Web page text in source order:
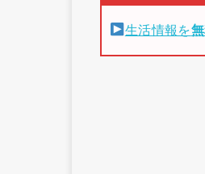
生活情報を